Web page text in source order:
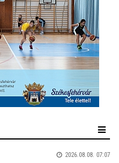
2026.08.08. 07:07